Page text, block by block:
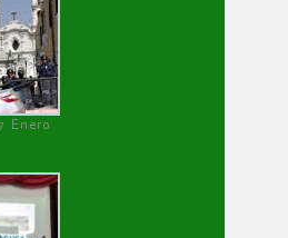
Enero